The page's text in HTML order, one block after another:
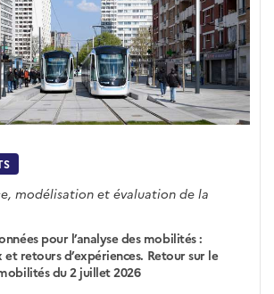
modélisation et évaluation de la
pour l’analyse des mobilités :
retours d’expériences. Retour sur le
du 2 juillet 2026